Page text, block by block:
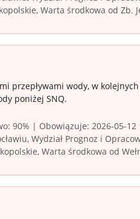
Warta środkowa od Zb.
przepływami wody, w
poniżej SNQ.
90% | Obowiązuje: 2026-05-
Wydział Prognoz i
Warta środkowa od